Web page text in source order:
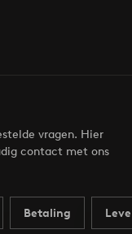
vragen. Hier
contact met ons
Betaling